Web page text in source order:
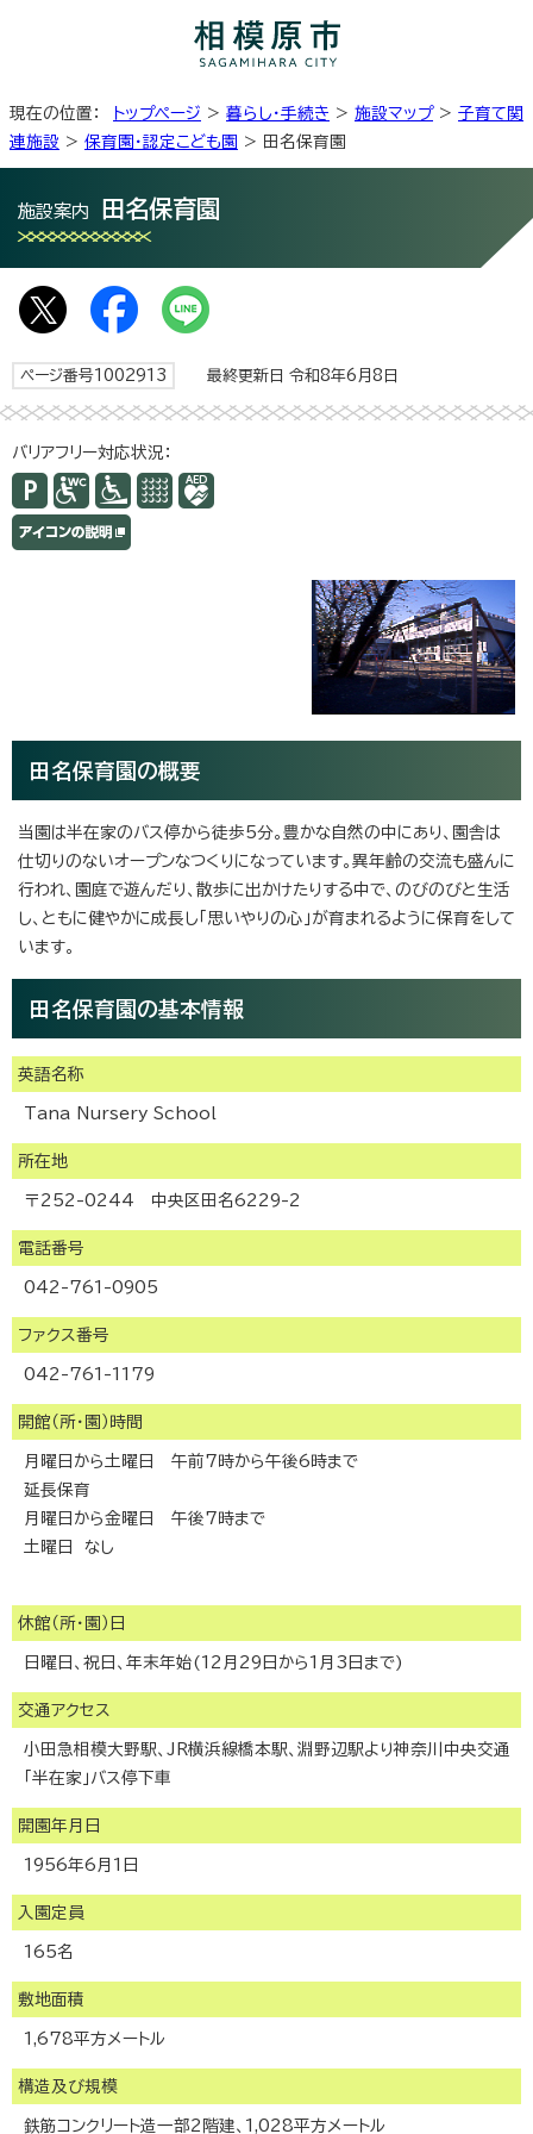
現在の位置： トップページ > 暮らし・手続き > 施設マップ> 子育て関
連施設 > 保育園・認定こども園 > 田名保育園
施設案内 田名保育園
ページ番号1002913 最終更新日 令和8年6月8日
バリアフリー対応状況：
田名保育園の概要
当園は半在家のバス停から徒歩5分。豊かな自然の中にあり、園舎は
仕切りのないオープンなつくりになっています。異年齢の交流も盛んに
行われ、園庭で遊んだり、散歩に出かけたりする中で、のびのびと生活
し、ともに健やかに成長し「思いやりの心」が育まれるように保育をして
います。
田名保育園の基本情報
英語名称
Tana Nursery School
所在地
〒252-0244 中央区田名6229-2
電話番号
042-761-0905
ファクス番号
042-761-1179
開館（所・園）時間
月曜日から土曜日 午前7時から午後6時まで
延長保育
月曜日から金曜日 午後7時まで
土曜日 なし
休館（所・園）日
日曜日、祝日、年末年始(12月29日から1月3日まで)
交通アクセス
小田急相模大野駅、JR横浜線橋本駅、淵野辺駅より神奈川中央交通
「半在家」バス停下車
開園年月日
1956年6月1日
入園定員
165名
敷地面積
1,678平方メートル
構造及び規模
鉄筋コンクリート造一部2階建、1,028平方メートル